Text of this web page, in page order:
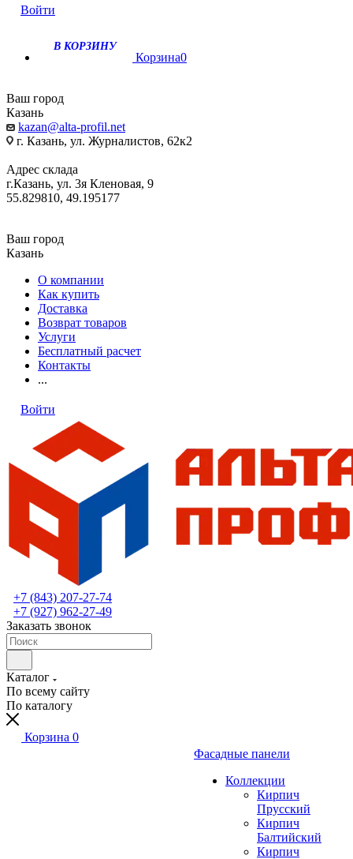
Войти
В КОРЗИНУ
Корзина0
Ваш город
Казань
kazan@alta-profil.net
г. Казань, ул. Журналистов, 62к2
Адрес склада
г.Казань, ул. 3я Кленовая, 9
55.829810, 49.195177
Ваш город
Казань
О компании
Как купить
Доставка
Возврат товаров
Услуги
Бесплатный расчет
Контакты
...
Войти
+7 (843) 207-27-74
+7 (927) 962-27-49
Заказать звонок
Каталог
По всему сайту
По каталогу
Корзина 0
Фасадные панели
Коллекции
Кирпич
Прусский
Кирпич
Балтийский
Кирпич